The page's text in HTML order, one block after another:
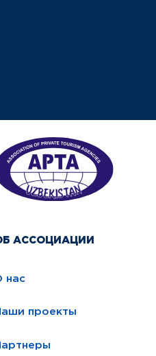
АССОЦИАЦИИ
нас
проекты